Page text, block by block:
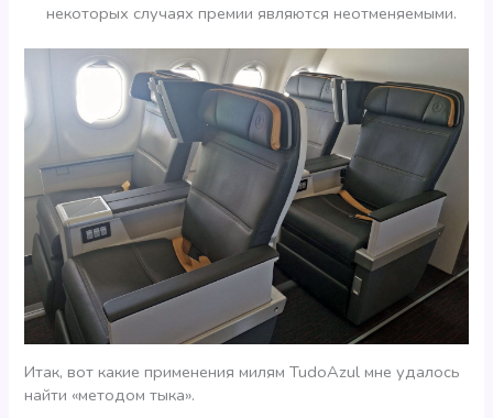
некоторых случаях премии являются неотменяемыми.
Итак, вот какие применения милям TudoAzul мне удалось
найти «методом тыка».